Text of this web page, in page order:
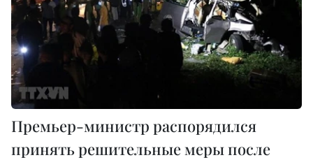
Премьер-министр распорядился
принять решительные меры после